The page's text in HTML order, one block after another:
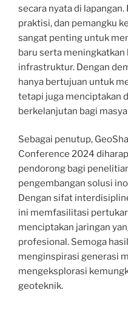
secara nyata di
praktisi, dan pemangku
sangat penting untuk
baru serta
infrastruktur. Dengan
hanya bertujuan untuk
tetapi juga menciptakan
berkelanjutan bagi
Sebagai penutup,
Conference 2024
pendorong bagi
pengembangan solusi
Dengan sifat
ini memfasilitasi
menciptakan jaringan
profesional. Semoga
menginspirasi generasi
mengeksplorasi
geoteknik.